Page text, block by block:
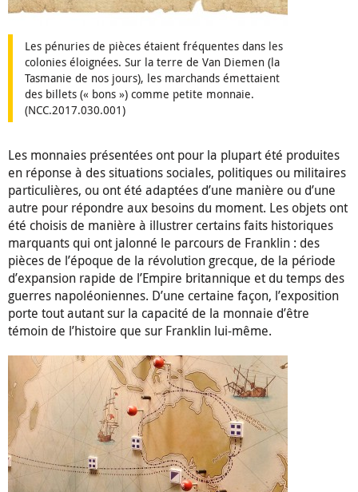
Les pénuries de pièces étaient fréquentes dans les
colonies éloignées. Sur la terre de Van Diemen (la
Tasmanie de nos jours), les marchands émettaient
des billets (« bons ») comme petite monnaie.
(NCC.2017.030.001)
Les monnaies présentées ont pour la plupart été produites
en réponse à des situations sociales, politiques ou militaires
particulières, ou ont été adaptées d’une manière ou d’une
autre pour répondre aux besoins du moment. Les objets ont
été choisis de manière à illustrer certains faits historiques
marquants qui ont jalonné le parcours de Franklin : des
pièces de l’époque de la révolution grecque, de la période
d’expansion rapide de l’Empire britannique et du temps des
guerres napoléoniennes. D’une certaine façon, l’exposition
porte tout autant sur la capacité de la monnaie d’être
témoin de l’histoire que sur Franklin lui-même.